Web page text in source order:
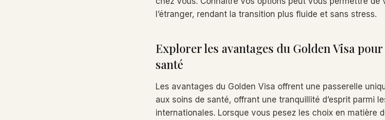
l’étranger, rendant la transition plus fluide et sans stress.
Explorer les avantages du Golden Visa pour
santé
Les avantages du Golden Visa offrent une passerelle
aux soins de santé, offrant une tranquillité d’esprit parmi
internationales. Lorsque vous pesez les choix en matière